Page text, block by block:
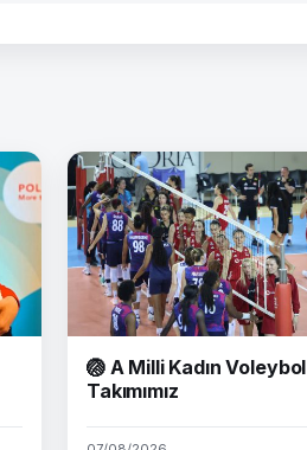
🏐 A Milli Kadın Voleybol
Takımımız